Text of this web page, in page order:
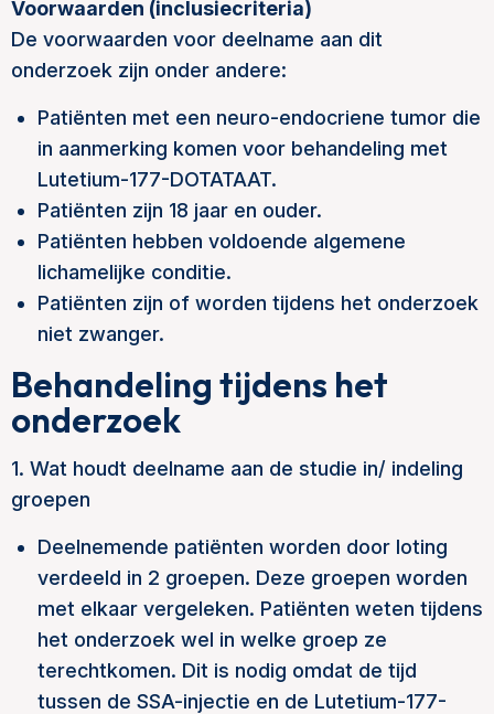
Voorwaarden (inclusiecriteria)
De voorwaarden voor deelname aan dit
onderzoek zijn onder andere:
Patiënten met een neuro-endocriene tumor die
in aanmerking komen voor behandeling met
Lutetium-177-DOTATAAT.
Patiënten zijn 18 jaar en ouder.
Patiënten hebben voldoende algemene
lichamelijke conditie.
Patiënten zijn of worden tijdens het onderzoek
niet zwanger.
Behandeling tijdens het
onderzoek
1. Wat houdt deelname aan de studie in/ indeling
groepen
Deelnemende patiënten worden door loting
verdeeld in 2 groepen. Deze groepen worden
met elkaar vergeleken. Patiënten weten tijdens
het onderzoek wel in welke groep ze
terechtkomen. Dit is nodig omdat de tijd
tussen de SSA-injectie en de Lutetium-177-